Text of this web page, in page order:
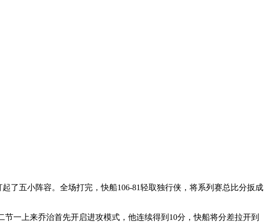
了五小阵容。全场打完，快船106-81轻取独行侠，将系列赛总比分扳成
一上来乔治首先开启进攻模式，他连续得到10分，快船将分差拉开到